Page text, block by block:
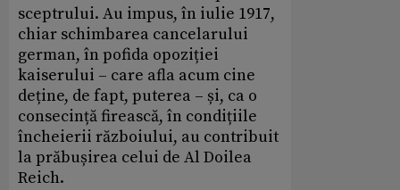
sceptrului. Au impus, în iulie 1917,
chiar schimbarea cancelarului
german, în pofida opoziției
kaiserului – care afla acum cine
deține, de fapt, puterea – și, ca o
consecință firească, în condițiile
încheierii războiului, au contribuit
la prăbușirea celui de Al Doilea
Reich.